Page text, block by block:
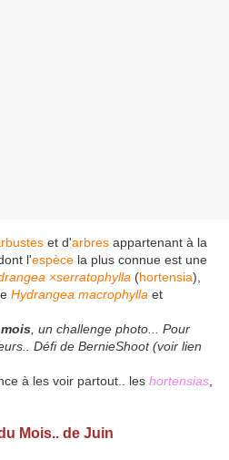
et d'arbres appartenant à la
l'espèce la plus connue est une
×serratophylla (hortensia),
Hydrangea macrophylla et
, un challenge photo... Pour
Défi de BernieShoot (voir lien
à les voir partout.. les hortensias
Mois.. de Juin